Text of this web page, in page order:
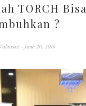
TORCH Bisa
?
- June 20, 2016